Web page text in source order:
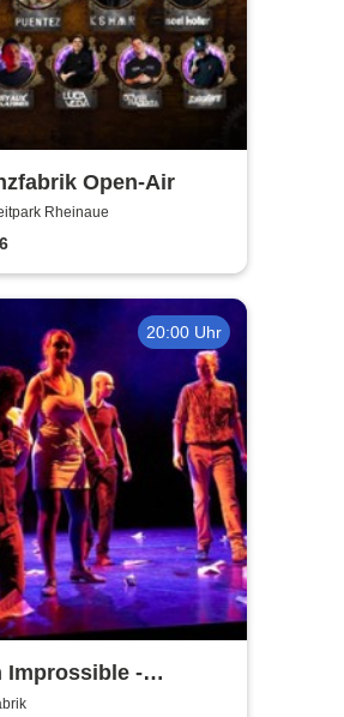
Open-Air
Rheinaue
20:00 Uhr
Improssible -
made in Bonn